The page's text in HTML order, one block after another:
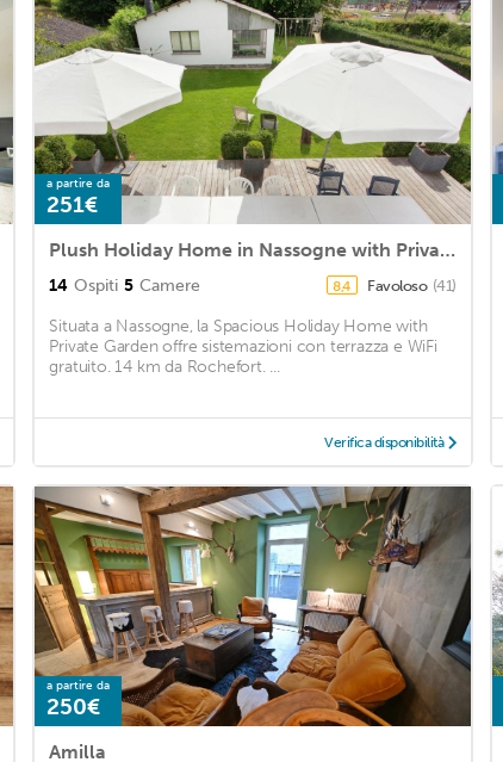
a partire da
251€
Plush Holiday Home in Nassogne with Private Garden
14 Ospiti 5 Camere 8,4 Favoloso (41)
Situata a Nassogne, la Spacious Holiday Home with
Private Garden offre sistemazioni con terrazza e WiFi
gratuito. 14 km da Rochefort. ...
Verifica disponibilità
a partire da
250€
Amilla